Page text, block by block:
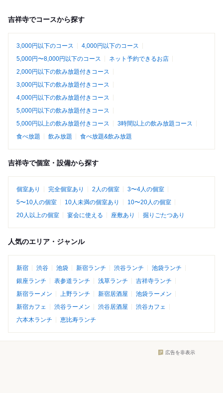
吉祥寺でコースから探す
3,000円以下のコース
4,000円以下のコース
5,000円〜8,000円以下のコース
ネット予約できるお店
2,000円以下の飲み放題付きコース
3,000円以下の飲み放題付きコース
4,000円以下の飲み放題付きコース
5,000円以下の飲み放題付きコース
5,000円以上の飲み放題付きコース
3時間以上の飲み放題コース
食べ放題
飲み放題 食べ放題&飲み放題
吉祥寺で個室・設備から探す
個室あり 完全個室あり 2人の個室
3〜4人の個室
5〜10人の個室
10人未満の個室あり
10〜20人の個室
20人以上の個室
宴会に使える 座敷あり 掘りごたつあり
人気のエリア・ジャンル
新宿 渋谷 池袋 新宿ランチ 渋谷ランチ
池袋ランチ
銀座ランチ
表参道ランチ 浅草ランチ
吉祥寺ランチ
新宿ラーメン
上野ランチ 新宿居酒屋
池袋ラーメン
新宿カフェ
渋谷ラーメン 渋谷居酒屋
渋谷カフェ
六本木ランチ
恵比寿ランチ
広告を非表示